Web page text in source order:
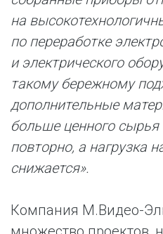
на
по переработке
и электрического
такому бережному
дополнительные
больше ценного сырья
повторно, а нагрузка
снижается».
Компания М.Видео-